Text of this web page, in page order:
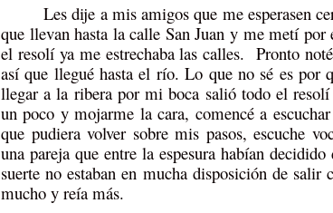
Les dije a mis amigos que me esperasen
que llevan hasta la calle San Juan y me metí
el resolí ya me estrechaba las calles. Pronto
así que llegué hasta el río. Lo que no sé es por
llegar a la ribera por mi boca salió todo el
un poco y mojarme la cara, comencé a
que pudiera volver sobre mis pasos, escuche
una pareja que entre la espesura habían
suerte no estaban en mucha disposición de
mucho y reía más.